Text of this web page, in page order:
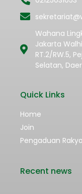
Wahana
Jakarta
RT.2/RW.5,
Selatan,
Quick Links
Home
Join
Pengaduan
Recent news